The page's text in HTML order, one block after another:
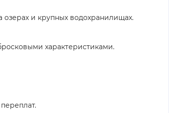
и крупных водохранилищах.
характеристиками.